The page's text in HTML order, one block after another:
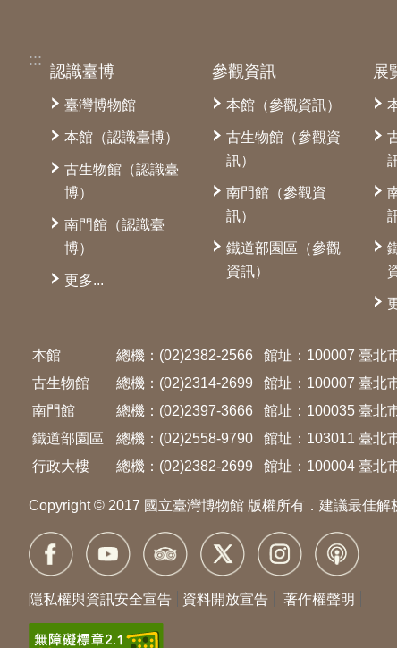
:::
認識臺博
臺灣博物館
本館（認識臺博）
古生物館（認識臺
博）
南門館（認識臺
博）
更多...
參觀資訊
本館（參觀資訊）
古生物館（參觀資
訊）
南門館（參觀資
訊）
鐵道部園區（參觀
資訊）
展
本館 總機：(02)2382-2566 館址：100007 臺北
古生物館
總機：(02)2314-2699 館址：100007 臺北
南門館
總機：(02)2397-3666 館址：100035 臺北
鐵道部園區
總機：(02)2558-9790 館址：103011 臺北
行政大樓
總機：(02)2382-2699 館址：100004 臺北
Copyright © 2017 國立臺灣博物館 版權所有．建議最佳解
隱私權與資訊安全宣告 資料開放宣告 著作權聲明